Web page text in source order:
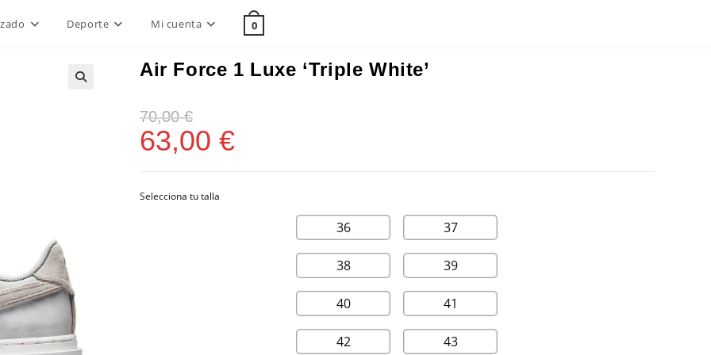
Deporte Mi cuenta 0
Air Force 1 Luxe ‘Triple White’
70,00€
63,00 €
36 37
38 39
40 41
42 43